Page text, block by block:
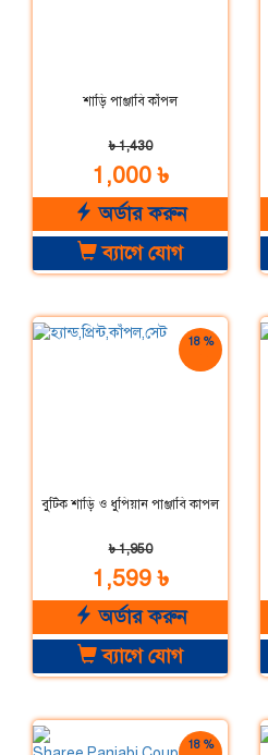
শাড়ি পাঞ্জাবি কাঁপল
৳ 1,430
1,000 ৳
অর্ডার করুন
ব্যাগে যোগ
18 %
বুটিক শাড়ি ও ধুপিয়ান পাঞ্জাবি কাপল
৳ 1,950
1,599 ৳
অর্ডার করুন
ব্যাগে যোগ
18 %